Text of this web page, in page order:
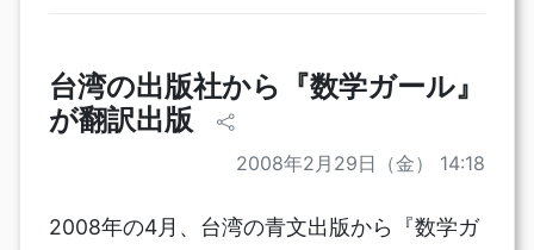
台湾の出版社から『数学ガール』
が翻訳出版
2008年2月29日（金） 14:18
2008年の4月、台湾の青文出版から『数学ガ